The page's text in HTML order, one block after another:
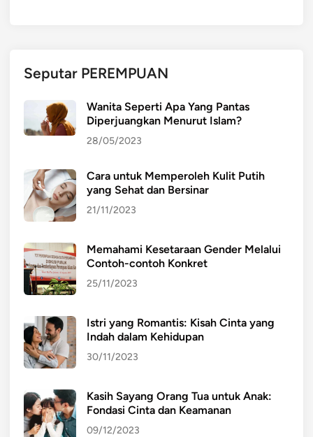
Seputar PEREMPUAN
Wanita Seperti Apa Yang Pantas
Diperjuangkan Menurut Islam?
28/05/2023
Cara untuk Memperoleh Kulit Putih
yang Sehat dan Bersinar
21/11/2023
Memahami Kesetaraan Gender Melalui
Contoh-contoh Konkret
25/11/2023
Istri yang Romantis: Kisah Cinta yang
Indah dalam Kehidupan
30/11/2023
Kasih Sayang Orang Tua untuk Anak:
Fondasi Cinta dan Keamanan
09/12/2023